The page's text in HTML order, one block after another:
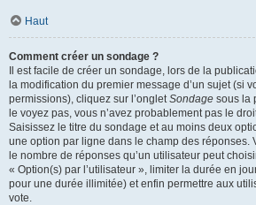
Haut
Comment créer un sondage ?
Il est facile de créer un sondage, lors de la
la modification du premier message d’un sujet (si
permissions), cliquez sur l’ongletSondage sous la
le voyez pas, vous n’avez probablement pas le
Saisissez le titre du sondage et au moins deux
une option par ligne dans le champ des réponses.
le nombre de réponses qu’un utilisateur peut
« Option(s) par l’utilisateur », limiter la durée en
pour une durée illimitée) et enfin permettre aux
vote.